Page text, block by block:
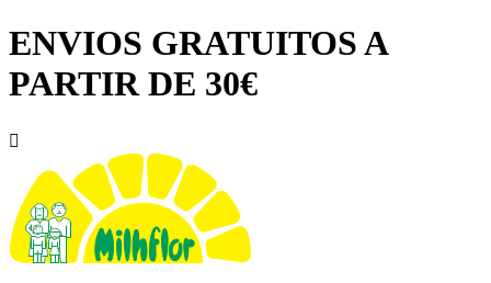
ENVIOS GRATUITOS A
PARTIR DE 30€
